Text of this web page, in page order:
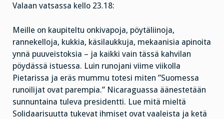
Valaan vatsassa kello 23.18:
Meille on kaupiteltu onkivapoja, pöytäliinoja,
rannekelloja, kukkia, käsilaukkuja, mekaanisia apinoita
ynnä puuveistoksia – ja kaikki vain tässä kahvilan
pöydässä istuessa. Luin runojani viime viikolla
Pietarissa ja eräs mummu totesi miten ”Suomessa
runoilijat ovat parempia.” Nicaraguassa äänestetään
sunnuntaina tuleva presidentti. Lue mitä mieltä
Solidaarisuutta tukevat ihmiset ovat vaaleista ja ketä